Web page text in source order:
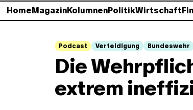
HomeMagazinKolumnenPolitikWirtschaft
Podcast Verteidigung Bundeswehr
Die
extrem